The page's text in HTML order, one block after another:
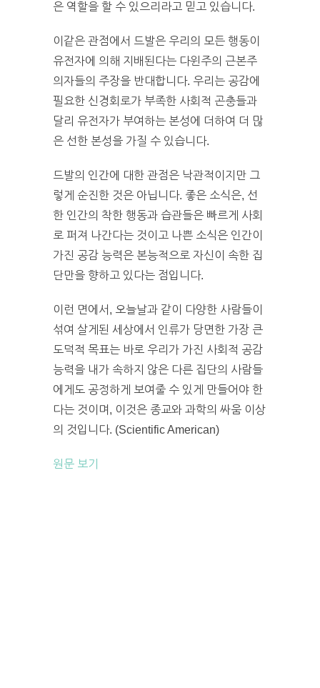
은 역할을 할 수 있으리라고 믿고 있습니다.
이같은 관점에서 드발은 우리의 모든 행동이
유전자에 의해 지배된다는 다윈주의 근본주
의자들의 주장을 반대합니다. 우리는 공감에
필요한 신경회로가 부족한 사회적 곤충들과
달리 유전자가 부여하는 본성에 더하여 더 많
은 선한 본성을 가질 수 있습니다.
드발의 인간에 대한 관점은 낙관적이지만 그
렇게 순진한 것은 아닙니다. 좋은 소식은, 선
한 인간의 착한 행동과 습관들은 빠르게 사회
로 퍼져 나간다는 것이고 나쁜 소식은 인간이
가진 공감 능력은 본능적으로 자신이 속한 집
단만을 향하고 있다는 점입니다.
이런 면에서, 오늘날과 같이 다양한 사람들이
섞여 살게된 세상에서 인류가 당면한 가장 큰
도덕적 목표는 바로 우리가 가진 사회적 공감
능력을 내가 속하지 않은 다른 집단의 사람들
에게도 공정하게 보여줄 수 있게 만들어야 한
다는 것이며, 이것은 종교와 과학의 싸움 이상
의 것입니다. (Scientific American)
원문 보기